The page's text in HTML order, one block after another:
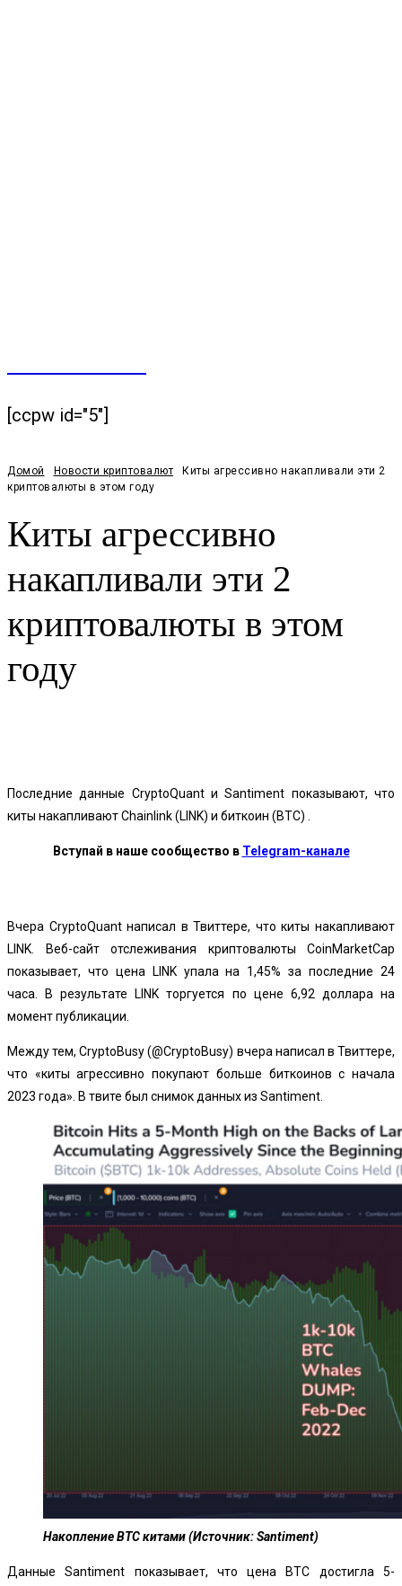
[ccpw id="5"]
Домой Новости криптовалют
Киты агрессивно накапливали эти 2
криптовалюты в этом году
Киты агрессивно
накапливали эти 2
криптовалюты в этом
году
Последние данные CryptoQuant и Santiment показывают, что
киты накапливают Chainlink (LINK) и биткоин (BTC) .
Вступай в наше сообщество в Telegram-канале
Вчера CryptoQuant написал в Твиттере, что киты накапливают
LINK. Веб-сайт отслеживания криптовалюты CoinMarketCap
показывает, что цена LINK упала на 1,45% за последние 24
часа. В результате LINK торгуется по цене 6,92 доллара на
момент публикации.
Между тем, CryptoBusy (@CryptoBusy) вчера написал в Твиттере,
что «киты агрессивно покупают больше биткоинов с начала
2023 года». В твите был снимок данных из Santiment.
Накопление BTC китами (Источник: Santiment)
Данные Santiment показывает, что цена BTC достигла 5-